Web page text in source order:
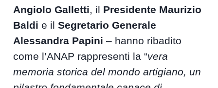
Angiolo Galletti, il Presidente Maurizio
Baldi e ilSegretario Generale
Alessandra Papini – hanno ribadito
come l’ANAP rappresenti la “vera
memoria storica del mondo artigiano, un